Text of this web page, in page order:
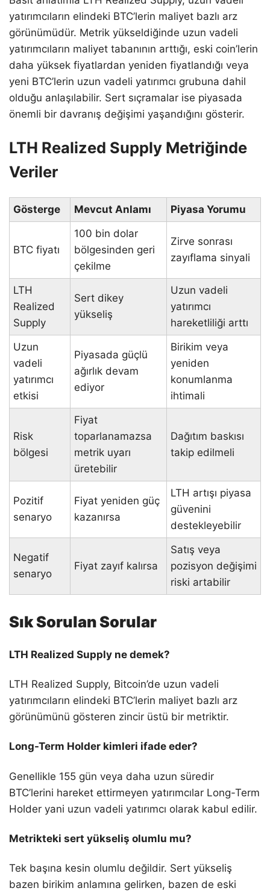
yatırımcıların elindeki BTC’lerin maliyet bazlı arz
görünümüdür. Metrik yükseldiğinde uzun vadeli
yatırımcıların maliyet tabanının arttığı, eski coin’lerin
daha yüksek fiyatlardan yeniden fiyatlandığı veya
yeni BTC’lerin uzun vadeli yatırımcı grubuna dahil
olduğu anlaşılabilir. Sert sıçramalar ise piyasada
önemli bir davranış değişimi yaşandığını gösterir.
LTH Realized Supply Metriğinde
Veriler
Gösterge Mevcut Anlamı Piyasa Yorumu
BTC fiyatı
100 bin dolar
bölgesinden geri
çekilme
Zirve sonrası
zayıflama sinyali
LTH
Realized
Supply
Sert dikey
yükseliş
Uzun vadeli
yatırımcı
hareketliliği arttı
Uzun
vadeli
yatırımcı
etkisi
Piyasada güçlü
ağırlık devam
ediyor
Birikim veya
yeniden
konumlanma
ihtimali
Risk
bölgesi
Fiyat
toparlanamazsa
metrik uyarı
üretebilir
Dağıtım baskısı
takip edilmeli
Pozitif
senaryo
Fiyat yeniden güç
kazanırsa
LTH artışı piyasa
güvenini
destekleyebilir
Negatif
senaryo
Fiyat zayıf kalırsa
Satış veya
pozisyon değişimi
riski artabilir
Sık Sorulan Sorular
LTH Realized Supply ne demek?
LTH Realized Supply, Bitcoin’de uzun vadeli
yatırımcıların elindeki BTC’lerin maliyet bazlı arz
görünümünü gösteren zincir üstü bir metriktir.
Long-Term Holder kimleri ifade eder?
Genellikle 155 gün veya daha uzun süredir
BTC’lerini hareket ettirmeyen yatırımcılar Long-Term
Holder yani uzun vadeli yatırımcı olarak kabul edilir.
Metrikteki sert yükseliş olumlu mu?
Tek başına kesin olumlu değildir. Sert yükseliş
bazen birikim anlamına gelirken, bazen de eski